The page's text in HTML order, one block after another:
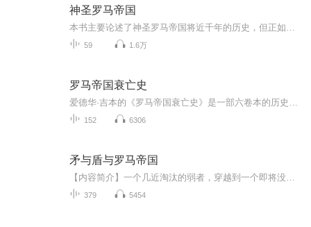
神圣罗马帝国
59 1.6万
罗马帝国衰亡史
152 6306
矛与盾与罗马帝国
379 5454